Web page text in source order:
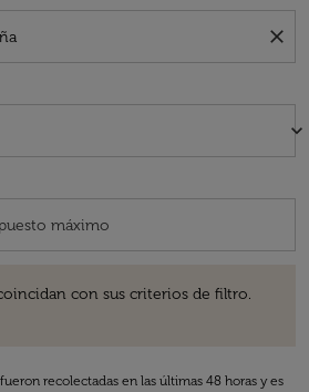
close
keyboard_arrow_down
con sus criterios de filtro.
recolectadas en las últimas 48 horas y es